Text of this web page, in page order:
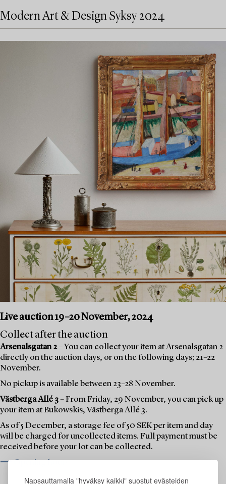
Napsauttamalla "hyväksy kaikki" suostut evästeiden
Modern Art & Design Syksy 2024
Live auction 19–20 November, 2024
Collect after the auction
Arsenalsgatan 2– You can collect your item at Arsenalsgatan 2
directly on the auction days, or on the following days; 21–22
November.
No pickup is available between 23–28 November.
Västberga Allé 3– From Friday, 29 November, you can pick up
your item at Bukowskis, Västberga Allé 3.
As of 5 December, a storage fee of 50 SEK per item and day
will be charged for uncollected items. Full payment must be
received before your lot can be collected.
⟶ Opening hours